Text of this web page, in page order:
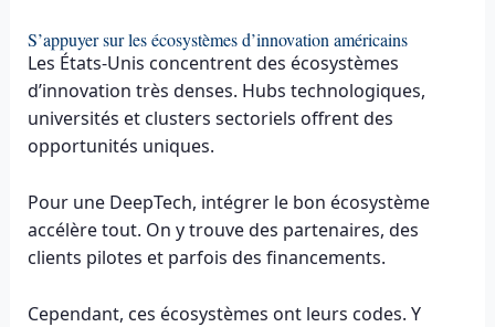
S’appuyer sur les écosystèmes d’innovation américains
Les États-Unis concentrent des écosystèmes
d’innovation très denses. Hubs technologiques,
universités et clusters sectoriels offrent des
opportunités uniques.
Pour une DeepTech, intégrer le bon écosystème
accélère tout. On y trouve des partenaires, des
clients pilotes et parfois des financements.
Cependant, ces écosystèmes ont leurs codes. Y